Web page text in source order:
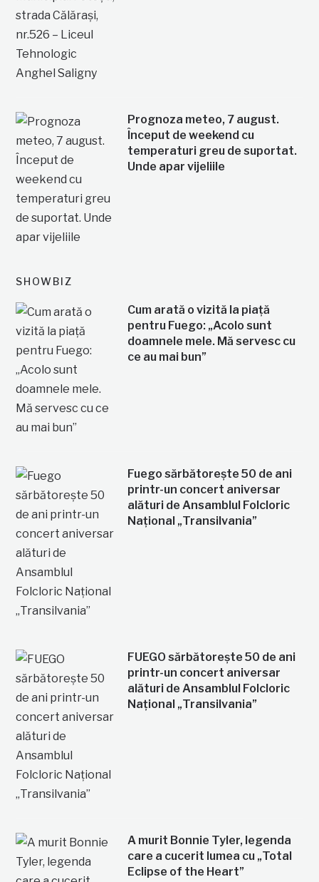
Prognoza meteo, 7 august.
Început de weekend cu
temperaturi greu de suportat.
Unde apar vijeliile
SHOWBIZ
Cum arată o vizită la piață
pentru Fuego: „Acolo sunt
doamnele mele. Mă servesc cu
ce au mai bun”
Fuego sărbătorește 50 de ani
printr-un concert aniversar
alături de Ansamblul Folcloric
Național „Transilvania”
FUEGO sărbătorește 50 de ani
printr-un concert aniversar
alături de Ansamblul Folcloric
Național „Transilvania”
A murit Bonnie Tyler, legenda
care a cucerit lumea cu „Total
Eclipse of the Heart”